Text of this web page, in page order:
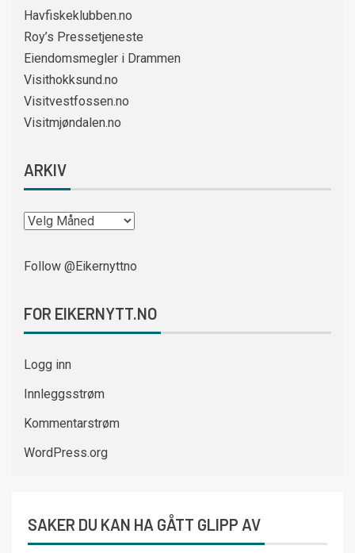
Havfiskeklubben.no
Roy’s Pressetjeneste
Eiendomsmegler i Drammen
Visithokksund.no
Visitvestfossen.no
Visitmjøndalen.no
ARKIV
Follow @Eikernyttno
FOR EIKERNYTT.NO
Logg inn
Innleggsstrøm
Kommentarstrøm
WordPress.org
SAKER DU KAN HA GÅTT GLIPP AV